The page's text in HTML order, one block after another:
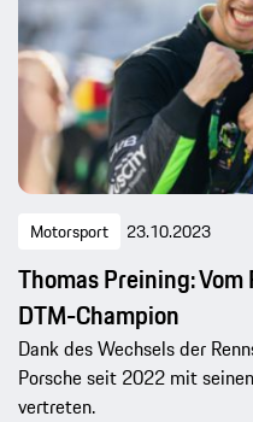
Motorsport 23.10.2023
Thomas Preining:
DTM-Champion
Dank des Wechsels der
Porsche seit 2022 mit
vertreten.